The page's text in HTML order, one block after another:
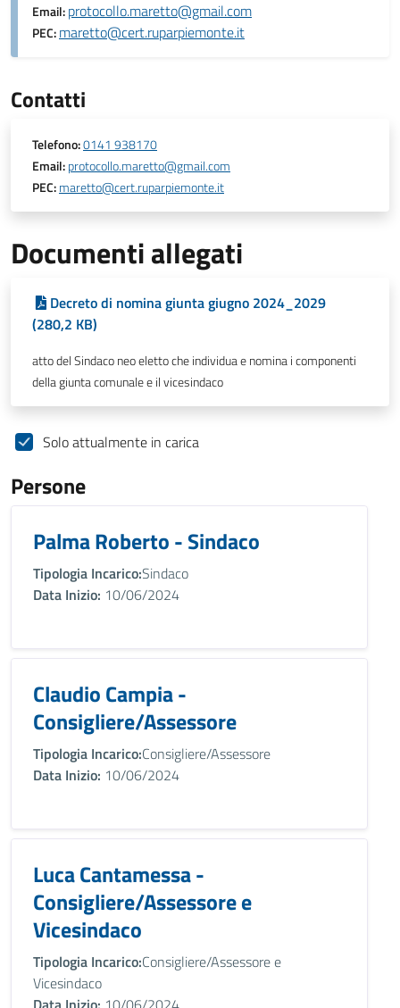
Email:protocollo.maretto@gmail.com
PEC:maretto@cert.ruparpiemonte.it
Contatti
Telefono:0141 938170
Email:protocollo.maretto@gmail.com
PEC:maretto@cert.ruparpiemonte.it
Documenti allegati
Decreto di nomina giunta giugno 2024_2029
(280,2 KB)
atto del Sindaco neo eletto che individua e nomina i componenti
della giunta comunale e il vicesindaco
Solo attualmente in carica
Persone
Palma Roberto - Sindaco
Tipologia Incarico:Sindaco
Data Inizio: 10/06/2024
Claudio Campia -
Consigliere/Assessore
Tipologia Incarico:Consigliere/Assessore
Data Inizio: 10/06/2024
Luca Cantamessa -
Consigliere/Assessore e
Vicesindaco
Tipologia Incarico:Consigliere/Assessore e
Vicesindaco